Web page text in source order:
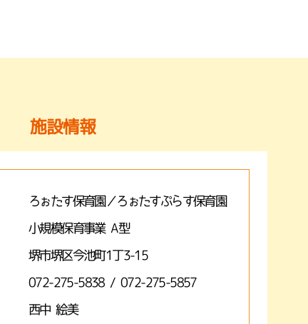
施設情報
ろぉたす保育園／ろぉたすぷらす保育園
小規模保育事業 A型
堺市堺区今池町1丁3-15
072-275-5838 / 072-275-5857
西中 絵美